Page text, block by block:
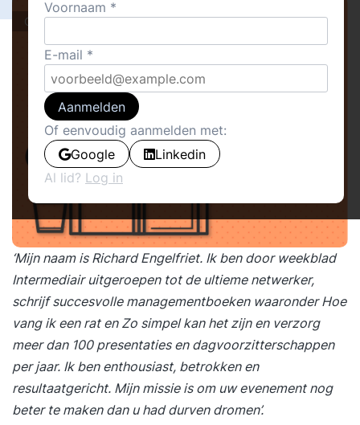
Columns
‘Mijn naam is Richard Engelfriet. Ik ben door weekblad
Intermediair uitgeroepen tot de ultieme netwerker,
schrijf succesvolle managementboeken waaronder Hoe
vang ik een rat en Zo simpel kan het zijn en verzorg
meer dan 100 presentaties en dagvoorzitterschappen
per jaar. Ik ben enthousiast, betrokken en
resultaatgericht. Mijn missie is om uw evenement nog
beter te maken dan u had durven dromen’.
Voornaam
E-mail
Aanmelden
Of eenvoudig aanmelden met:
Google
Linkedin
Al lid? Log in